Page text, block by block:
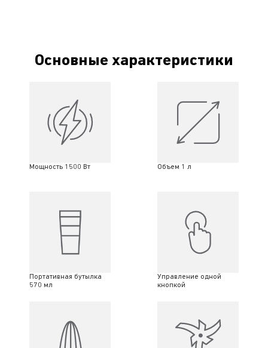
Основные характеристики
Мощность 1500 Вт Объем 1 л
Портативная бутылка
570 мл
Управление одной
кнопкой